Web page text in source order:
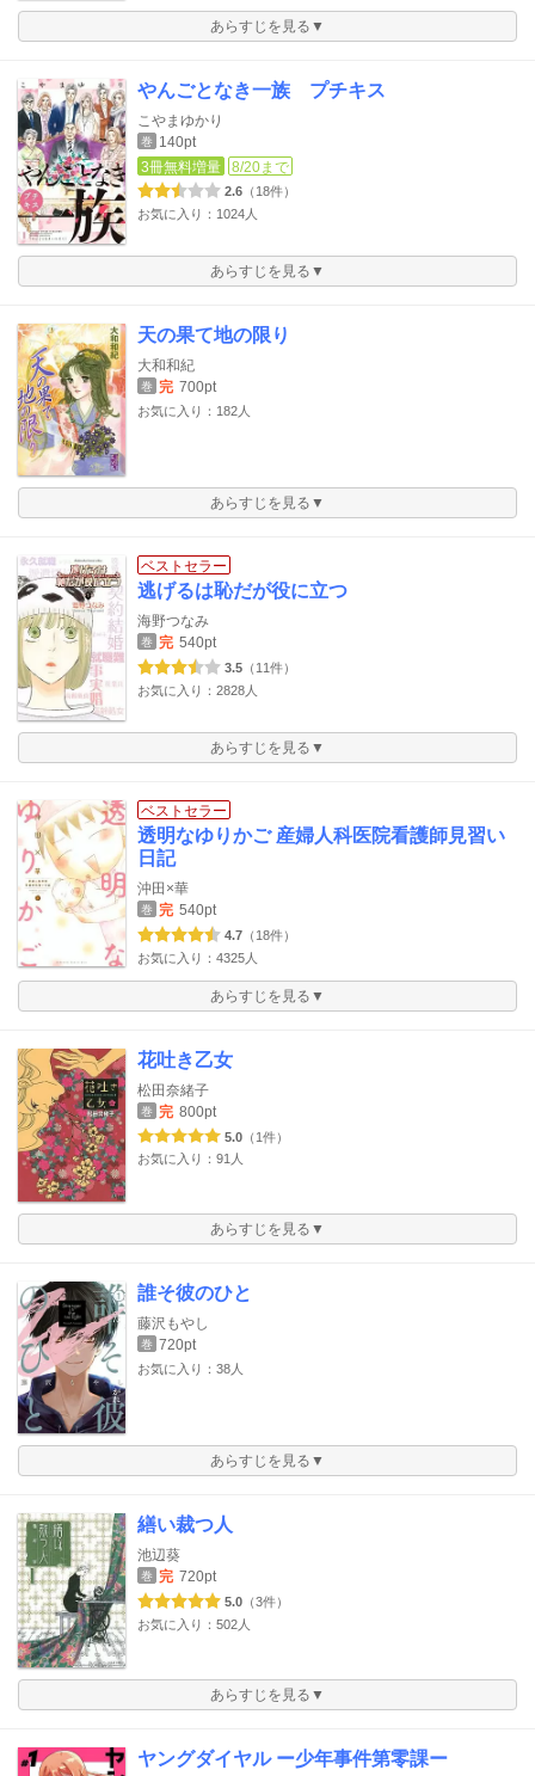
あらすじを見る▼
やんごとなき一族 プチキス
こやまゆかり
巻
140pt
3冊無料増量
8/20まで
2.6 （18件）
お気に入り：1024人
あらすじを見る▼
天の果て地の限り
大和和紀
巻 完 700pt
お気に入り：182人
あらすじを見る▼
ベストセラー
逃げるは恥だが役に立つ
海野つなみ
巻 完 540pt
3.5 （11件）
お気に入り：2828人
あらすじを見る▼
ベストセラー
透明なゆりかご 産婦人科医院看護師見習い
日記
沖田×華
巻 完 540pt
4.7 （18件）
お気に入り：4325人
あらすじを見る▼
花吐き乙女
松田奈緒子
巻 完 800pt
5.0 （1件）
お気に入り：91人
あらすじを見る▼
誰そ彼のひと
藤沢もやし
巻 720pt
お気に入り：38人
あらすじを見る▼
繕い裁つ人
池辺葵
巻 完 720pt
5.0 （3件）
お気に入り：502人
あらすじを見る▼
ヤングダイヤル ー少年事件第零課ー